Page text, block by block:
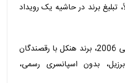
برند در حاشیه یک رویداد
: در جام جهانی 2006، برند هنکل با رقصندگان
بدون اسپانسری رسمی،